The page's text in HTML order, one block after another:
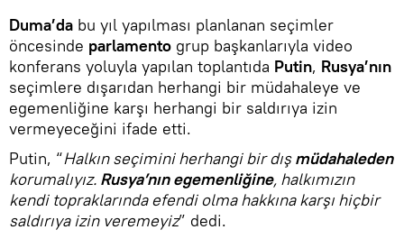
Duma’da bu yıl yapılması planlanan seçimler
öncesinde parlamento grup başkanlarıyla video
konferans yoluyla yapılan toplantıda Putin, Rusya’nın
seçimlere dışarıdan herhangi bir müdahaleye ve
egemenliğine karşı herhangi bir saldırıya izin
vermeyeceğini ifade etti.
Putin, “Halkın seçimini herhangi bir dışmüdahaleden
korumalıyız. Rusya’nın egemenliğine, halkımızın
kendi topraklarında efendi olma hakkına karşı hiçbir
saldırıya izin veremeyiz” dedi.